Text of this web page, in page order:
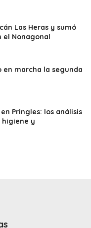
Las Heras y sumó
el Nonagonal
en marcha la segunda
Pringles: los análisis
higiene y